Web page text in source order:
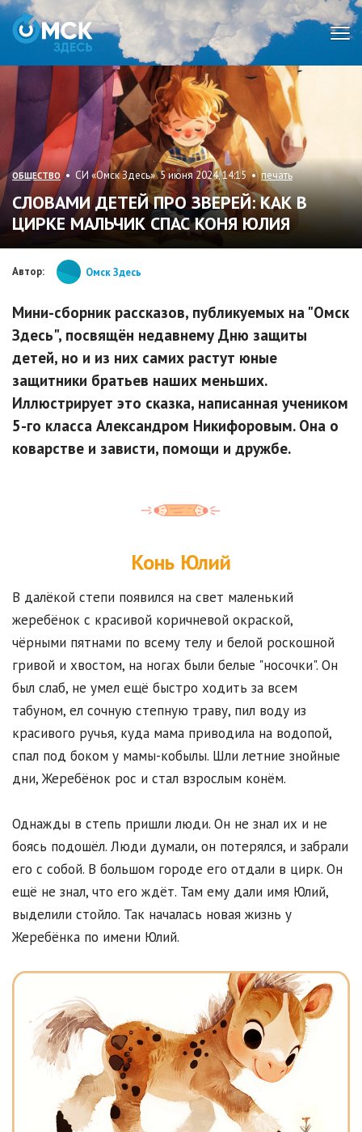
ОБЩЕСТВО• СИ «Омск Здесь» 5 июня 2024, 14:15 •печать
СЛОВАМИ ДЕТЕЙ ПРО ЗВЕРЕЙ: КАК В
ЦИРКЕ МАЛЬЧИК СПАС КОНЯ ЮЛИЯ
Автор: Омск Здесь
Мини-сборник рассказов, публикуемых на "Омск
Здесь", посвящён недавнему Дню защиты
детей, но и из них самих растут юные
защитники братьев наших меньших.
Иллюстрирует это сказка, написанная учеником
5-го класса Александром Никифоровым. Она о
коварстве и зависти, помощи и дружбе.
Конь Юлий
В далёкой степи появился на свет маленький
жеребёнок с красивой коричневой окраской,
чёрными пятнами по всему телу и белой роскошной
гривой и хвостом, на ногах были белые "носочки". Он
был слаб, не умел ещё быстро ходить за всем
табуном, ел сочную степную траву, пил воду из
красивого ручья, куда мама приводила на водопой,
спал под боком у мамы-кобылы. Шли летние знойные
дни, Жеребёнок рос и стал взрослым конём.
Однажды в степь пришли люди. Он не знал их и не
боясь подошёл. Люди думали, он потерялся, и забрали
его с собой. В большом городе его отдали в цирк. Он
ещё не знал, что его ждёт. Там ему дали имя Юлий,
выделили стойло. Так началась новая жизнь у
Жеребёнка по имени Юлий.